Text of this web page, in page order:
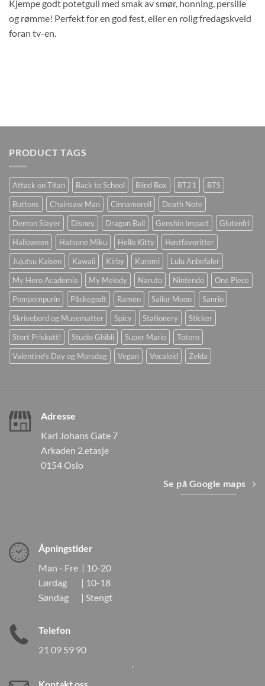
Kjempe godt potetgull med smak av smør, honning, persille
og rømme! Perfekt for en god fest, eller en rolig fredagskveld
foran tv-en.
PRODUCT TAGS
Attack on Titan Back to School Blind Box BT21
BTS
Buttons
Chainsaw Man Cinnamoroll
Death Note
Demon Slayer
Disney Dragon Ball Genshin Impact
Glutenfri
Halloween
Hatsune Miku Hello Kitty
Høstfavoritter
Jujutsu Kaisen
Kawaii Kirby Kuromi
Lulu Anbefaler
My Hero Academia
My Melody Naruto Nintendo
One Piece
Pompompurin
Påskegodt Ramen Sailor Moon
Sanrio
Skrivebord og Musematter
Spicy Stationery
Sticker
Stort Priskutt!
Studio Ghibli Super Mario
Totoro
Valentine's Day og Morsdag
Vegan Vocaloid Zelda
Adresse
Karl Johans Gate 7
Arkaden 2.etasje
0154 Oslo
Se på Google maps
Åpningstider
Man - Fre | 10-20
Lørdag | 10-18
Søndag | Stengt
Telefon
21 09 59 90